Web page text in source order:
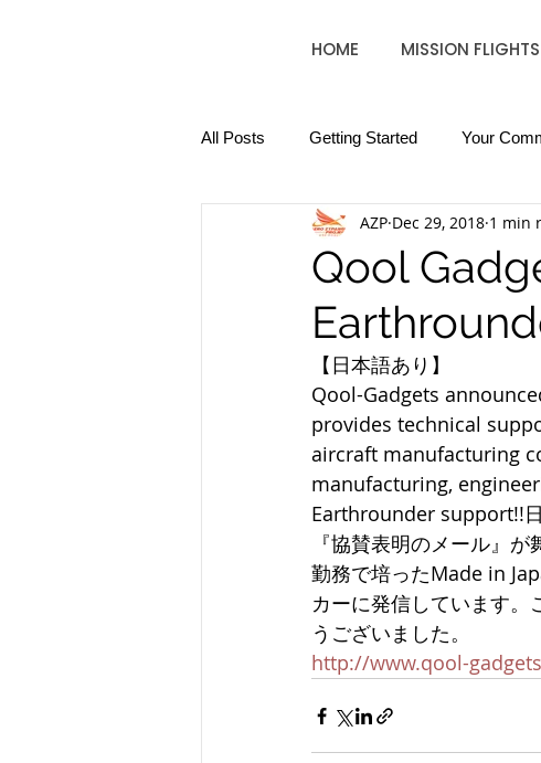
HOME MISSION FLIGHTS
All Posts Getting Started Your
Qool
AZP Dec 29, 2018 1 min
【日本語あり】
Qool-Gadgets
provides technical
aircraft manufacturing
manufacturing,
Earthrounder support!!
『協賛表明のメール』
勤務で培ったMade in
カーに発信しています。
うございました。
http://www.qool-